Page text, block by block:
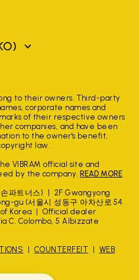
to their owners. Third-party
corporate names and
of their respective owners
companies, and have been
to the owner's benefit,
law.
VIBRAM official site and
by the company. READ MORE
파트너스)
2F Gwangyong
gu (서울시 성동구 아차산로 54
Korea
Official dealer
C. Colombo, 5 Albizzate
COUNTERFEIT
WEB